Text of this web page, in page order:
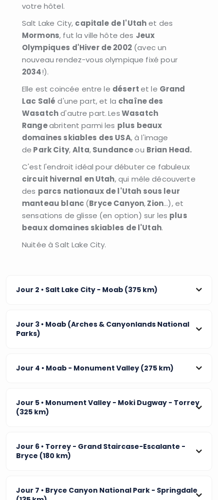
votre hôtel.
Salt Lake City, capitale de l'Utahet des
Mormons, fut la ville hôte des Jeux
Olympiques d'Hiver de 2002(avec un
nouveau rendez-vous olympique fixé pour
2034!).
Elle est coincée entre le désertet le Grand
Lac Salé d'une part, et la chaîne des
Wasatchd'autre part. LesWasatch
Rangeabritent parmi les plus beaux
domaines skiables des USA, à l'image
de Park City,Alta,Sundanceou Brian Head.
C'est l'endroit idéal pour débuter ce fabuleux
circuit hivernal en Utah, qui mêle découverte
des parcs nationaux de l'Utah sous leur
manteau blanc (Bryce Canyon,Zion...), et
sensations de glisse (en option) sur les plus
beaux domaines skiables de l'Utah.
Nuitée à Salt Lake City.
Jour 2 • Salt Lake City - Moab (375 km)
Jour 3 • Moab (Arches & Canyonlands National
Parks)
Jour 4 • Moab - Monument Valley (275 km)
Jour 5 • Monument Valley - Moki Dugway - Torrey
(325 km)
Jour 6 • Torrey - Grand Staircase-Escalante -
Bryce (180 km)
Jour 7 • Bryce Canyon National Park - Springdale